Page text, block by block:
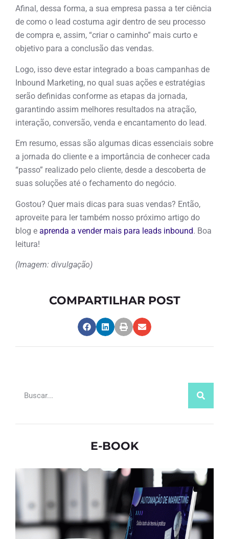
Afinal, dessa forma, a sua empresa passa a ter ciência
de como o lead costuma agir dentro de seu processo
de compra e, assim, “criar o caminho” mais curto e
objetivo para a conclusão das vendas.
Logo, isso deve estar integrado a boas campanhas de
Inbound Marketing, no qual suas ações e estratégias
serão definidas conforme as etapas da jornada,
garantindo assim melhores resultados na atração,
interação, conversão, venda e encantamento do lead.
Em resumo, essas são algumas dicas essenciais sobre
a jornada do cliente e a importância de conhecer cada
“passo” realizado pelo cliente, desde a descoberta de
suas soluções até o fechamento do negócio.
Gostou? Quer mais dicas para suas vendas? Então,
aproveite para ler também nosso próximo artigo do
blog e aprenda a vender mais para leads inbound. Boa
leitura!
(Imagem: divulgação)
COMPARTILHAR POST
E-BOOK